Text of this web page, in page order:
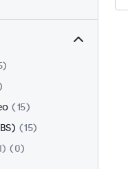
15
15
0